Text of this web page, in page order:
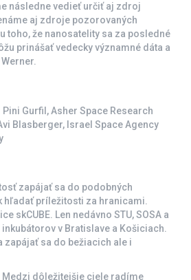
následne vedieť určiť aj zdroj
aj zdroje pozorovaných
toho, že nanosatelity sa za posledné
prinášať vedecky významné dáta a
Gurfil, Asher Space Research
Blasberger, Israel Space Agency
zapájať sa do podobných
hľadať príležitosti za hranicami.
skCUBE. Len nedávno STU, SOSA a
v Bratislave a Košiciach.
zapájať sa do bežiacich ale i
Medzi dôležitejšie ciele radíme